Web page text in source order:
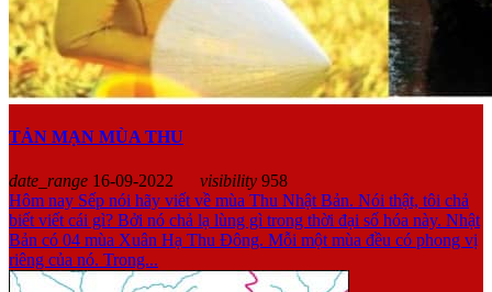
TẢN MẠN MÙA THU
date_range 16-09-2022 visibility 958
Hôm nay Sếp nói hãy viết về mùa Thu Nhật Bản. Nói thật, tôi chả
biết viết cái gì? Bởi nó chả lạ lùng gì trong thời đại số hóa này. Nhật
Bản có 04 mùa Xuân Hạ Thu Đông. Mỗi một mùa đều có phong vị
riêng của nó. Trong...